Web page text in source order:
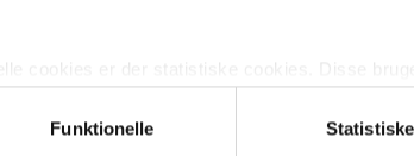
giver mening for den enkelte af vores kunder.
Funktionelle Statistiske
bidétarmatur